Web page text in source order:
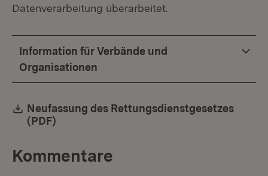
Datenverarbeitung überarbeitet.
Information für Verbände und
Organisationen
Download:
Neufassung des Rettungsdienstgesetzes
(PDF)
Kommentare